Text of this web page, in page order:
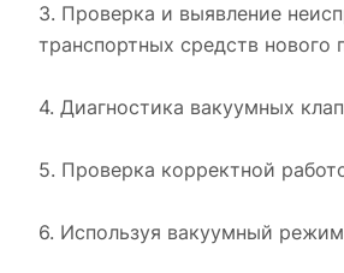
3. Проверка и выявление
транспортных средств нового
4. Диагностика вакуумных
5. Проверка корректной
6. Используя вакуумный